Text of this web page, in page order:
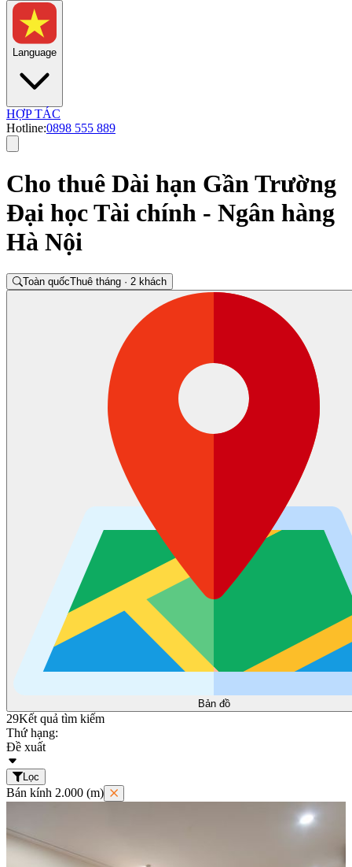
Language
HỢP TÁC
Hotline:0898 555 889
Cho thuê Dài hạn Gần Trường
Đại học Tài chính - Ngân hàng
Hà Nội
Toàn quốcThuê tháng · 2 khách
Bản đồ
29Kết quả tìm kiếm
Thứ hạng:
Đề xuất
Lọc
Bán kính 2.000 (m)